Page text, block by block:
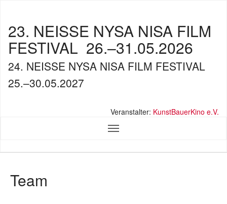
23. NEISSE NYSA NISA FILM
FESTIVAL 26.–31.05.2026
24. NEISSE NYSA NISA FILM FESTIVAL
25.–30.05.2027
Veranstalter: KunstBauerKino e.V.
Team